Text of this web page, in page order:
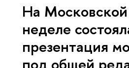
На
неделе
презентация
под общей